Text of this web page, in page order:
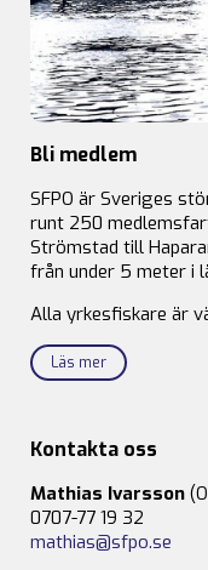
Bli medlem
SFPO är Sveriges
runt 250
Strömstad till
från under 5 meter i
Alla yrkesfiskare är
Läs mer
Kontakta oss
Mathias Ivarsson
0707-77 19 32
mathias@sfpo.se